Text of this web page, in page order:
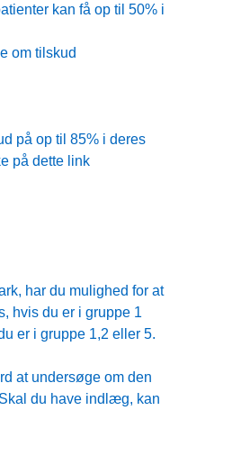
kan få op til 50% i
om tilskud
på op til 85% i deres
på dette link
har du mulighed for at
hvis du er i gruppe 1
er i gruppe 1,2 eller 5.
at undersøge om den
du have indlæg, kan